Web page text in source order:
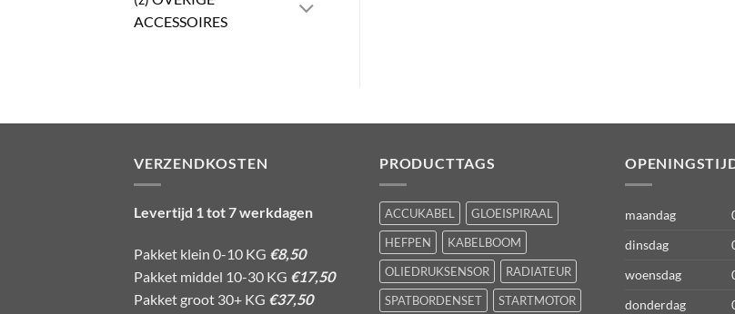
ACCESSOIRES
VERZENDKOSTEN
Levertijd 1 tot 7 werkdagen
Pakket klein 0-10 KG €8,50
Pakket middel 10-30 KG €17,50
Pakket groot 30+ KG €37,50
PRODUCTTAGS
ACCUKABEL
GLOEISPIRAAL
HEFPEN
KABELBOOM
OLIEDRUKSENSOR
RADIATEUR
SPATBORDENSET
STARTMOTOR
maandag
dinsdag
woensdag
donderdag